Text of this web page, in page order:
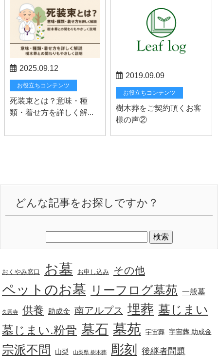
2025.09.12
お役立ちコンテンツ
死装束とは？意味・種
類・着せ方を詳しく解...
2019.09.09
お役立ちコンテンツ
樹木葬をご契約頂くお客
様の声②
どんな記事をお探しですか？
おくやみ窓口 お墓 お申し込み その他
ペットのお墓 リーフログ墓苑 一般墓
久圓寺 供養 助成金 南アルプス 埋葬 墓じまい
墓じまい.粉骨 墓石 墓苑 宇宙葬 宇宙葬 助成金
宗派不問 山梨 山梨県 樹木葬 彫刻 後継者問題